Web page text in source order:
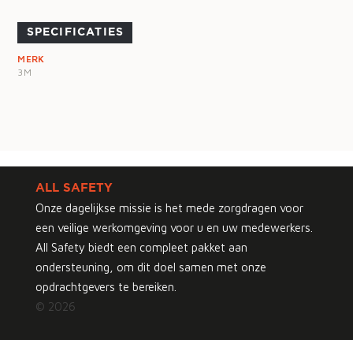
SPECIFICATIES
MERK
3M
ALL SAFETY
Onze dagelijkse missie is het mede zorgdragen voor
een veilige werkomgeving voor u en uw medewerkers.
All Safety biedt een compleet pakket aan
ondersteuning, om dit doel samen met onze
opdrachtgevers te bereiken.
© 2026